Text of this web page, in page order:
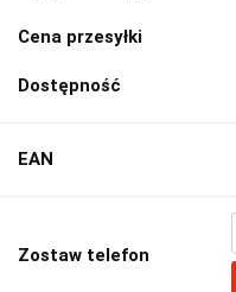
Cena przesyłki
Dostępność
EAN
Zostaw telefon